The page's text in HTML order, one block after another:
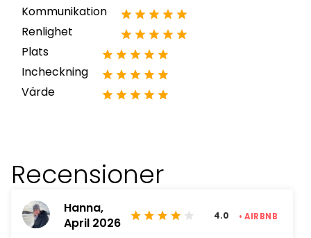
Kommunikation
Renlighet
Plats
Incheckning
Värde
Recensioner
Hanna,
April 2026
4.0 • AIRBNB